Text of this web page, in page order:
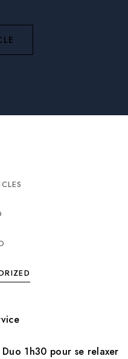
1h30 pour se relaxer